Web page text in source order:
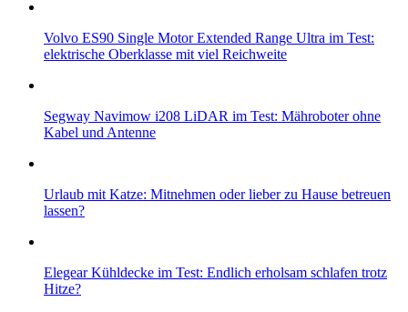
Volvo ES90 Single Motor Extended Range Ultra im Test:
elektrische Oberklasse mit viel Reichweite
Segway Navimow i208 LiDAR im Test: Mähroboter ohne
Kabel und Antenne
Urlaub mit Katze: Mitnehmen oder lieber zu Hause betreuen
lassen?
Elegear Kühldecke im Test: Endlich erholsam schlafen trotz
Hitze?